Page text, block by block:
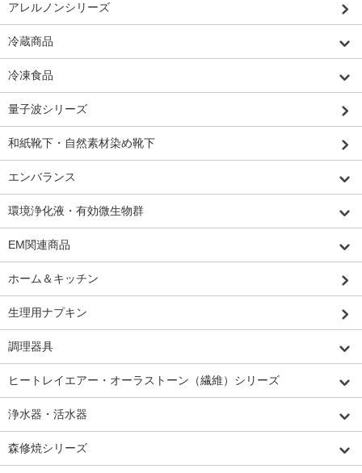
アレルノンシリーズ
冷蔵商品
冷凍食品
量子波シリーズ
和紙靴下・自然素材染め靴下
エンバランス
環境浄化液・有効微生物群
EM関連商品
ホーム＆キッチン
生理用ナプキン
調理器具
ヒートレイエアー・オーラストーン（繊維）シリーズ
浄水器・活水器
森修焼シリーズ